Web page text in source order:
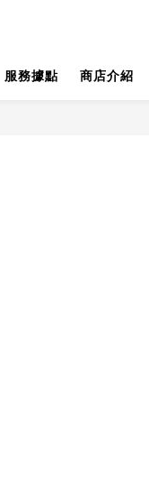
服務據點 商店介紹